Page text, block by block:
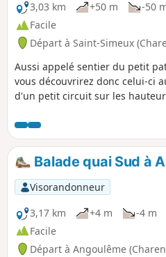
3,03 km
+50 m -50
Facile
Départ à Saint-Simeux
Aussi appelé sentier du petit
vous découvrirez donc celui-ci
d'un petit circuit sur les
Balade quai Sud à
Visorandonneur
3,17 km
+4 m -4 m
Facile
Départ à Angoulême